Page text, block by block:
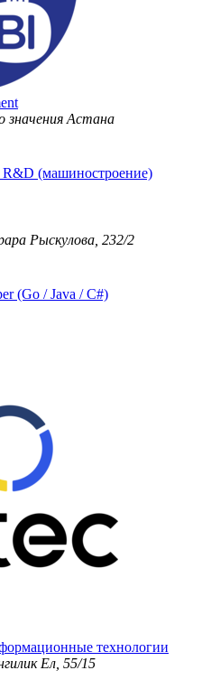
значения Астана
(машиностроение)
Рыскулова, 232/2
(Go / Java / C#)
технологии
Ел, 55/15